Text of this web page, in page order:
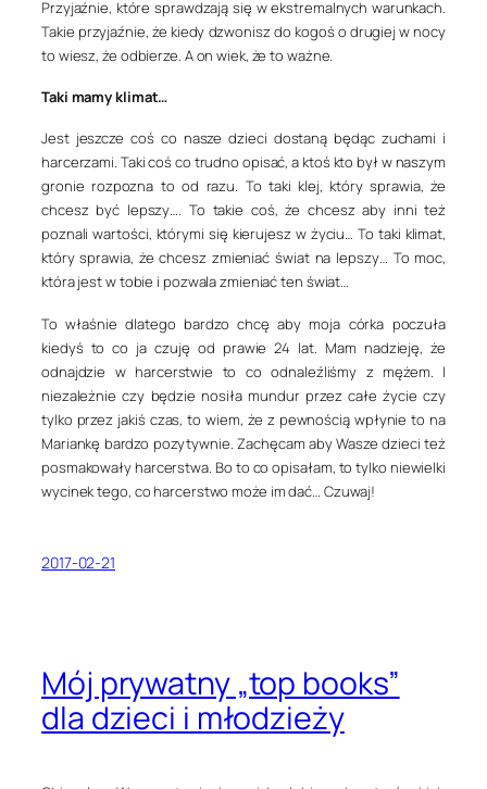
Przyjaźnie, które sprawdzają się w ekstremalnych warunkach.
Takie przyjaźnie, że kiedy dzwonisz do kogoś o drugiej w nocy
to wiesz, że odbierze. A on wiek, że to ważne.
Taki mamy klimat…
Jest jeszcze coś co nasze dzieci dostaną będąc zuchami i
harcerzami. Taki coś co trudno opisać, a ktoś kto był w naszym
gronie rozpozna to od razu. To taki klej, który sprawia, że
chcesz być lepszy…. To takie coś, że chcesz aby inni też
poznali wartości, którymi się kierujesz w życiu… To taki klimat,
który sprawia, że chcesz zmieniać świat na lepszy… To moc,
która jest w tobie i pozwala zmieniać ten świat…
To właśnie dlatego bardzo chcę aby moja córka poczuła
kiedyś to co ja czuję od prawie 24 lat. Mam nadzieję, że
odnajdzie w harcerstwie to co odnaleźliśmy z mężem. I
niezależnie czy będzie nosiła mundur przez całe życie czy
tylko przez jakiś czas, to wiem, że z pewnością wpłynie to na
Mariankę bardzo pozytywnie. Zachęcam aby Wasze dzieci też
posmakowały harcerstwa. Bo to co opisałam, to tylko niewielki
wycinek tego, co harcerstwo może im dać… Czuwaj!
2017-02-21
Mój prywatny „top books”
dla dzieci i młodzieży